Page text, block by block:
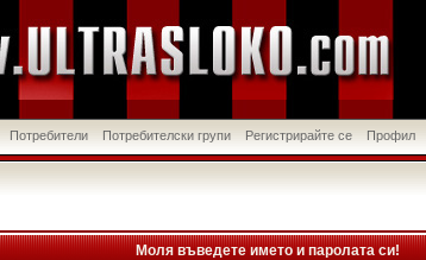
Потребители Потребителски групи Регистрирайте се Профил
Моля въведете името и паролата си!